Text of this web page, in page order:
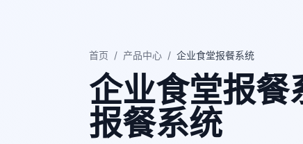
首页 / 产品中心 / 企业食堂报餐系统
企业食堂报餐
报餐系统